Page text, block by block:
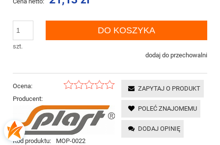
szt.
DO KOSZYKA
dodaj do przechowalni
Ocena:
Producent:
Kod produktu: MOP-0022
ZAPYTAJ O PRODUKT
POLEĆ ZNAJOMEMU
DODAJ OPINIĘ